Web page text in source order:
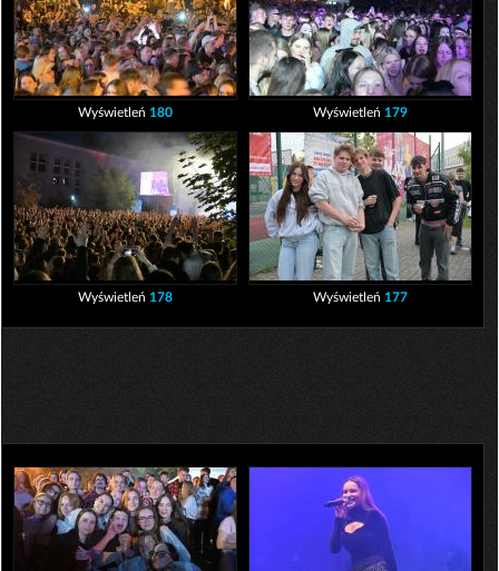
Wyświetleń 180 Wyświetleń 179
Wyświetleń 178 Wyświetleń 177